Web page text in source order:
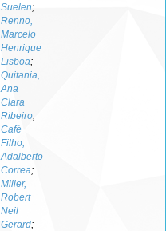
Suelen;
Renno,
Marcelo
Henrique
Lisboa;
Quitania,
Ana
Clara
Ribeiro;
Café
Filho,
Adalberto
Correa;
Miller,
Robert
Neil
Gerard;